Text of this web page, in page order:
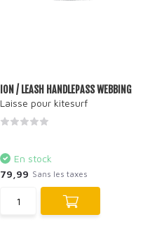
ION / LEASH HANDLEPASS WEBBING
Laisse pour kitesurf
En stock
79,99 Sans les taxes